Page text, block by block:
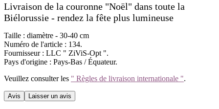
Livraison de la couronne "Noël" dans toute la
Biélorussie - rendez la fête plus lumineuse
Taille : diamètre - 30-40 cm
Numéro de l'article : 134.
Fournisseur : LLC " ZiViS-Opt ".
Pays d'origine : Pays-Bas / Équateur.
Veuillez consulter les " Règles de livraison internationale ".
Avis Laisser un avis